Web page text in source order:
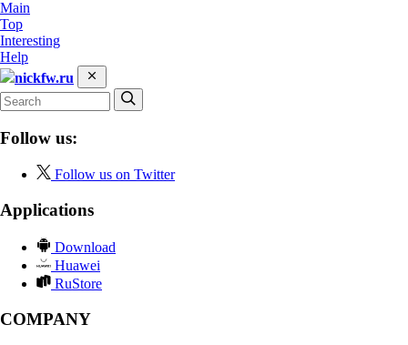
Main
Top
Interesting
Help
nickfw.ru
Follow us:
Follow us on Twitter
Applications
Download
Huawei
RuStore
COMPANY